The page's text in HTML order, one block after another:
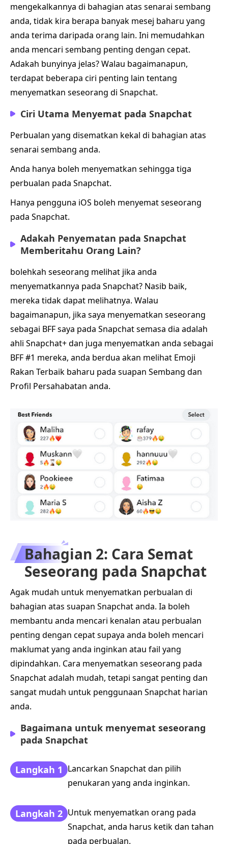
mengekalkannya di bahagian atas senarai sembang
anda, tidak kira berapa banyak mesej baharu yang
anda terima daripada orang lain. Ini memudahkan
anda mencari sembang penting dengan cepat.
Adakah bunyinya jelas? Walau bagaimanapun,
terdapat beberapa ciri penting lain tentang
menyematkan seseorang di Snapchat.
Ciri Utama Menyemat pada Snapchat
Perbualan yang disematkan kekal di bahagian atas
senarai sembang anda.
Anda hanya boleh menyematkan sehingga tiga
perbualan pada Snapchat.
Hanya pengguna iOS boleh menyemat seseorang
pada Snapchat.
Adakah Penyematan pada Snapchat
Memberitahu Orang Lain?
bolehkah seseorang melihat jika anda
menyematkannya pada Snapchat? Nasib baik,
mereka tidak dapat melihatnya. Walau
bagaimanapun, jika saya menyematkan seseorang
sebagai BFF saya pada Snapchat semasa dia adalah
ahli Snapchat+ dan juga menyematkan anda sebagai
BFF #1 mereka, anda berdua akan melihat Emoji
Rakan Terbaik baharu pada suapan Sembang dan
Profil Persahabatan anda.
Bahagian 2: Cara Semat
Seseorang pada Snapchat
Agak mudah untuk menyematkan perbualan di
bahagian atas suapan Snapchat anda. Ia boleh
membantu anda mencari kenalan atau perbualan
penting dengan cepat supaya anda boleh mencari
maklumat yang anda inginkan atau fail yang
dipindahkan. Cara menyematkan seseorang pada
Snapchat adalah mudah, tetapi sangat penting dan
sangat mudah untuk penggunaan Snapchat harian
anda.
Bagaimana untuk menyemat seseorang
pada Snapchat
Langkah 1 Lancarkan Snapchat dan pilih
penukaran yang anda inginkan.
Langkah 2 Untuk menyematkan orang pada
Snapchat, anda harus ketik dan tahan
pada perbualan.